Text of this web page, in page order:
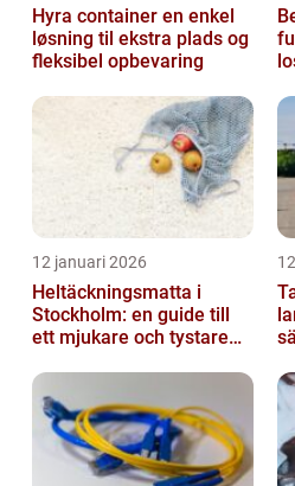
Hyra container en enkel
løsning til ekstra plads og
fleksibel opbevaring
12 januari 2026
Heltäckningsmatta i
Stockholm: en guide till
ett mjukare och tystare